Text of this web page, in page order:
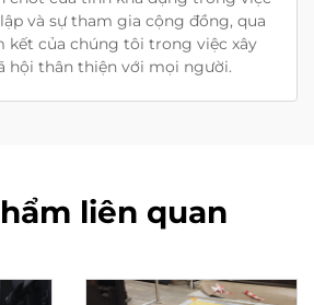
và sự tham gia cộng đồng, qua
kết của chúng tôi trong việc xây
hội thân thiện với mọi người.
liên quan